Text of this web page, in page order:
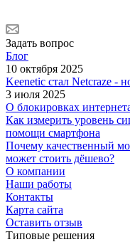
Задать вопрос
Блог
10 октября 2025
Keenetic стал Netcraze -
3 июля 2025
О блокировках
Как измерить уровень
помощи смартфона
Почему качественный
может стоить дёшево?
О компании
Наши работы
Контакты
Карта сайта
Оставить отзыв
Типовые решения